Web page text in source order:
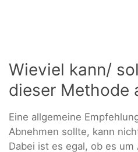
Wieviel kann/
dieser Methode
Eine allgemeine
Abnehmen sollte, kann
Dabei ist es egal, ob es